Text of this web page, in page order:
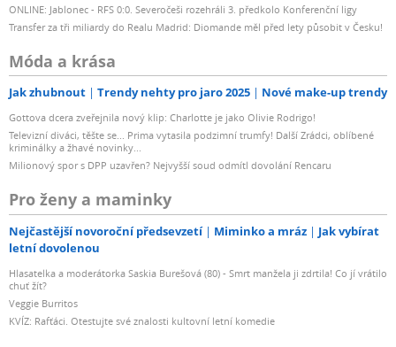
ONLINE: Jablonec - RFS 0:0. Severočeši rozehráli 3. předkolo Konferenční ligy
Transfer za tři miliardy do Realu Madrid: Diomande měl před lety působit v Česku!
Móda a krása
Jak zhubnout Trendy nehty pro jaro 2025 Nové make-up trendy
Gottova dcera zveřejnila nový klip: Charlotte je jako Olivie Rodrigo!
Televizní diváci, těšte se... Prima vytasila podzimní trumfy! Další Zrádci, oblíbené
kriminálky a žhavé novinky...
Milionový spor s DPP uzavřen? Nejvyšší soud odmítl dovolání Rencaru
Pro ženy a maminky
Nejčastější novoroční předsevzetí Miminko a mráz
Jak vybírat
letní dovolenou
Hlasatelka a moderátorka Saskia Burešová (80) - Smrt manžela ji zdrtila! Co jí vrátilo
chuť žít?
Veggie Burritos
KVÍZ: Rafťáci. Otestujte své znalosti kultovní letní komedie